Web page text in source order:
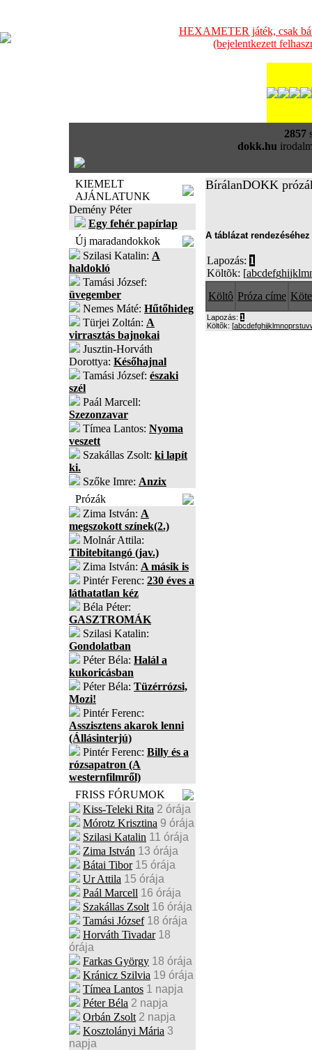
HEXAMETER játék, csak
(bejelentkezett
2857
dokk.hu
KIEMELT
AJÁNLATUNK
Demény Péter
Egy fehér papírlap
Új maradandokkok
Szilasi Katalin: A
haldokló
Tamási József:
üvegember
Nemes Máté: Hűtőhideg
Türjei Zoltán: A
virrasztás bajnokai
Jusztin-Horváth
Dorottya: Későhajnal
Tamási József: északi
szél
Paál Marcell:
Szezonzavar
Tímea Lantos: Nyoma
veszett
Szakállas Zsolt: ki lapít
ki.
Szőke Imre: Anzix
Prózák
Zima István: A
megszokott színek(2.)
Molnár Attila:
Tibitebitangó (jav.)
Zima István: A másik is
Pintér Ferenc: 230 éves a
láthatatlan kéz
Béla Péter:
GASZTROMÁK
Szilasi Katalin:
Gondolatban
Péter Béla: Halál a
kukoricásban
Péter Béla: Tüzérrózsi,
Mozi!
Pintér Ferenc:
Asszisztens akarok lenni
(Állásinterjú)
Pintér Ferenc: Billy és a
rózsapatron (A
westernfilmről)
FRISS FÓRUMOK
Kiss-Teleki Rita 2 órája
Mórotz Krisztina 9 órája
Szilasi Katalin 11 órája
Zima István 13 órája
Bátai Tibor 15 órája
Ur Attila 15 órája
Paál Marcell 16 órája
Szakállas Zsolt 16 órája
Tamási József 18 órája
Horváth Tivadar 18
órája
Farkas György 18 órája
Kránicz Szilvia 19 órája
Tímea Lantos 1 napja
Péter Béla 2 napja
Orbán Zsolt 2 napja
Kosztolányi Mária 3
napja
BírálanDOKK
A táblázat
Lapozás: 1
Költõk: [abcdefghijklm
Költô Próza címe
Lapozás: 1
Költõk: [abcdefghijklmnoprstuv